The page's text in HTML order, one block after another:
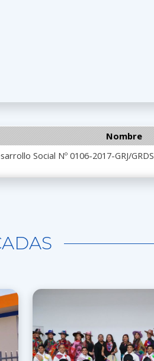
Nombre
Social Nº 0106-2017-GRJ/GRDS